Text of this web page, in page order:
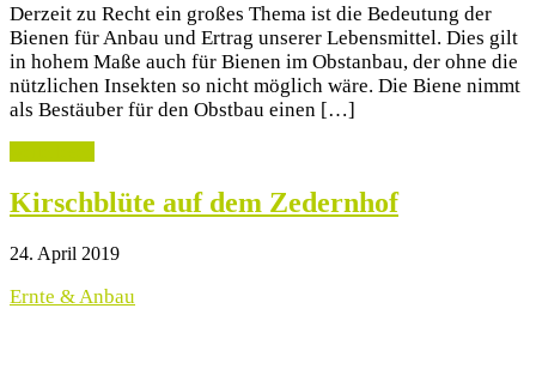
Derzeit zu Recht ein großes Thema ist die Bedeutung der
Bienen für Anbau und Ertrag unserer Lebensmittel. Dies gilt
in hohem Maße auch für Bienen im Obstanbau, der ohne die
nützlichen Insekten so nicht möglich wäre. Die Biene nimmt
als Bestäuber für den Obstbau einen […]
Kirschblüte auf dem Zedernhof
24. April 2019
Ernte & Anbau